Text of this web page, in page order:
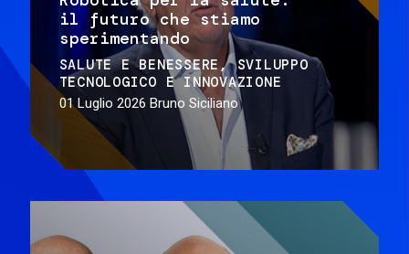
il futuro che stiamo
sperimentando
SALUTE E BENESSERE
SVILUPPO
TECNOLOGICO E INNOVAZIONE
01 Luglio 2026 Bruno Siciliano